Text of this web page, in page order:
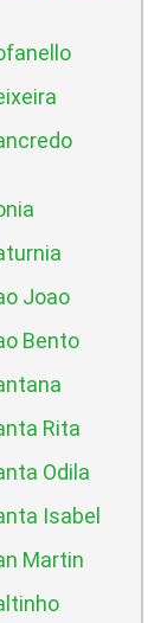
Joao
Bento
Rita
Odila
Isabel
Martin